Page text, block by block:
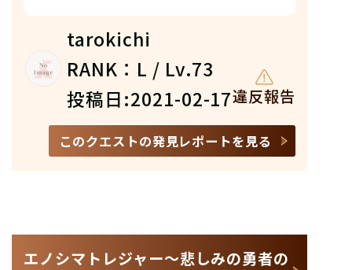
tarokichi
RANK：L / Lv.73
投稿日:2021-02-17違反報告
このクエストの発見レポートを見る
エノシマトレジャー〜悲しみの勇者の